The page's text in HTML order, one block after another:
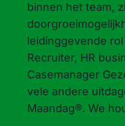
binnen het team,
leidinggevende
Recruiter, HR
Casemanager
vele andere
Maandag®. We